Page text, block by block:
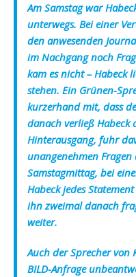
Am Samstag war
unterwegs. Bei einer
den anwesenden
im Nachgang noch
kam es nicht – Habeck
stehen. Ein Grünen-
kurzerhand mit, dass
danach verließ Habeck
Hinterausgang, fuhr
unangenehmen Fragen
Samstagmittag, bei
Habeck jedes
ihn zweimal danach
weiter.
Auch der Sprecher von
BILD-Anfrage